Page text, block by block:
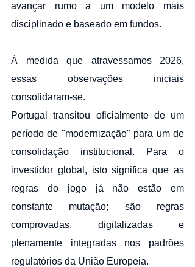
avançar rumo a um modelo mais
disciplinado e baseado em fundos.
À medida que atravessamos 2026,
essas observações iniciais
consolidaram-se.
Portugal transitou oficialmente de um
período de "modernização" para um de
consolidação institucional. Para o
investidor global, isto significa que as
regras do jogo já não estão em
constante mutação; são regras
comprovadas, digitalizadas e
plenamente integradas nos padrões
regulatórios da União Europeia.